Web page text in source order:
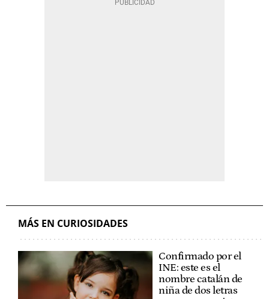
MÁS EN CURIOSIDADES
Confirmado por el
INE: este es el
nombre catalán de
niña de dos letras